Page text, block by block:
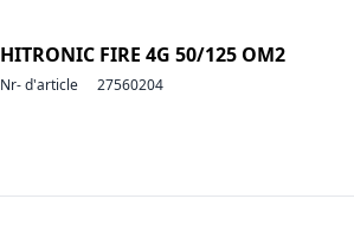
HITRONIC FIRE 4G 50/125 OM2
Nr- d'article 27560204